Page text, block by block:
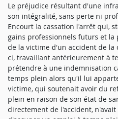
Le préjudice résultant d'une
son intégralité, sans perte ni
Encourt la cassation l'arrêt qui,
gains professionnels futurs et
de la victime d'un accident de
ci, travaillant antérieurement à
prétendre à une indemnisation
temps plein alors qu'il lui
victime, qui soutenait avoir du
plein en raison de son état de
directement de l'accident,